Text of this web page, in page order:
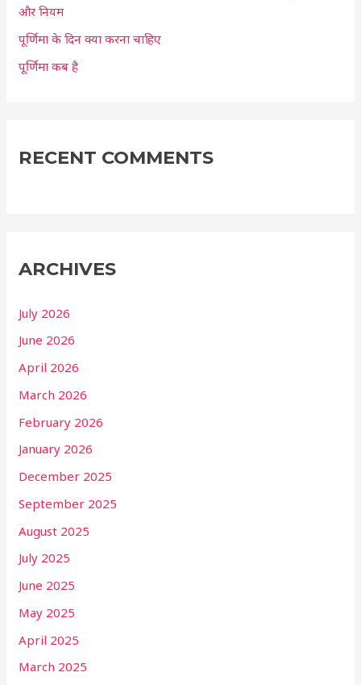
और नियम
पूर्णिमा के दिन क्या करना चाहिए
पूर्णिमा कब है
RECENT COMMENTS
ARCHIVES
July 2026
June 2026
April 2026
March 2026
February 2026
January 2026
December 2025
September 2025
August 2025
July 2025
June 2025
May 2025
April 2025
March 2025